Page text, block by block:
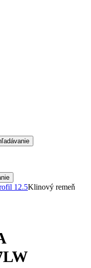
12.5Klinový remeň